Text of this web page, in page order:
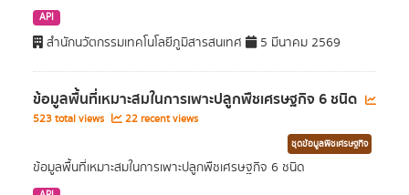
API
สำนักนวัตกรรมเทคโนโลยีภูมิสารสนเทศ 5 มีนาคม 2569
ข้อมูลพื้นที่เหมาะสมในการเพาะปลูกพืชเศรษฐกิจ 6 ชนิด
523 total views 22 recent views
ชุดข้อมูลพืชเศรษฐกิจ
ข้อมูลพื้นที่เหมาะสมในการเพาะปลูกพืชเศรษฐกิจ 6 ชนิด